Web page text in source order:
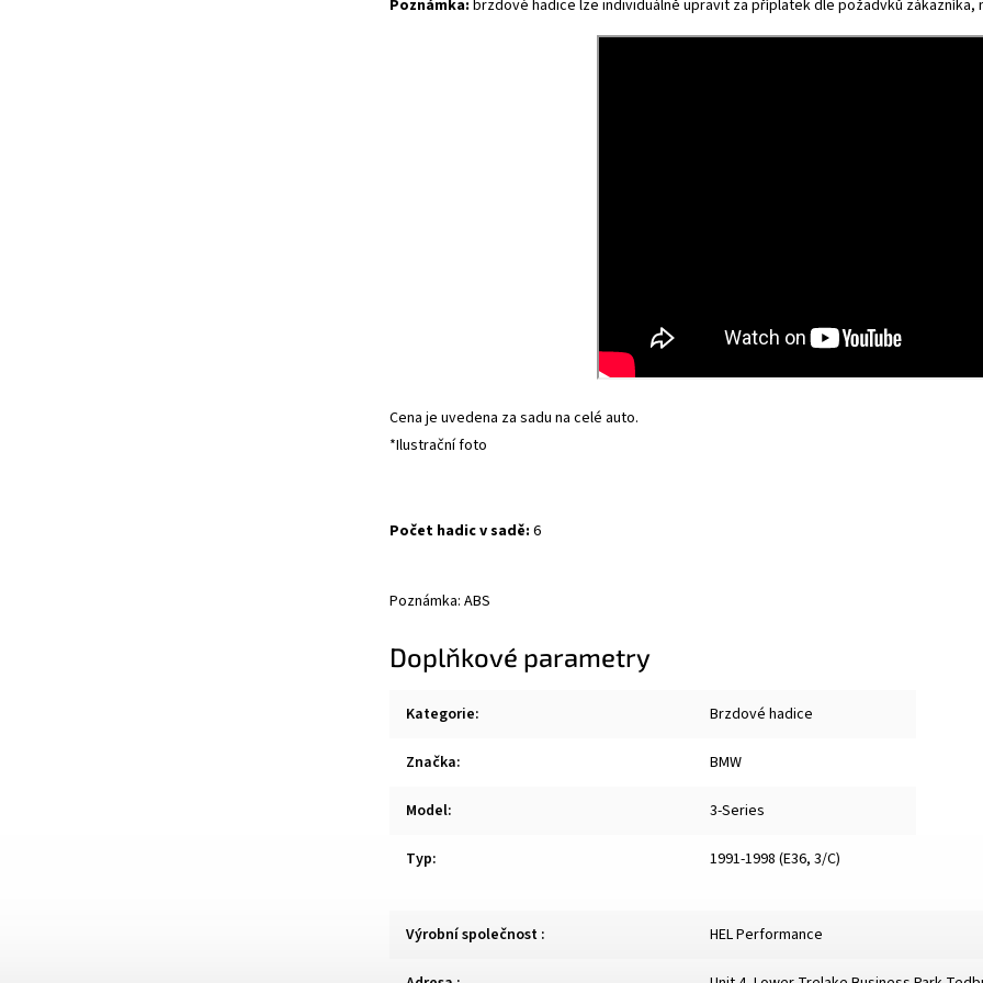
Poznámka: brzdové hadice lze individuálně upravit za příplatek dle požadvků zákazníka,
Cena je uvedena za sadu na celé auto.
*Ilustrační foto
Počet hadic v sadě: 6
Poznámka: ABS
Doplňkové parametry
Kategorie: Brzdové hadice
Značka: BMW
Model: 3-Series
Typ: 1991-1998 (E36, 3/C)
Výrobní společnost : HEL Performance